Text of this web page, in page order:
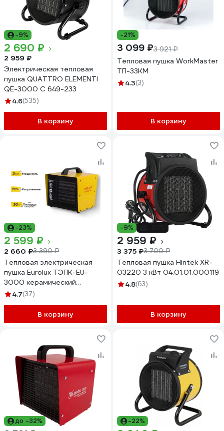
-9%
2 690 ₽
2 959 ₽
Электрическая тепловая
пушка QUATTRO ELEMENTI
QE-3000 C 649-233
4.6(535)
В корзину
-21%
3 099 ₽3 921 ₽
Тепловая пушка WorkMaster
ТП-33КМ
4.3(3)
В корзину
-23%
2 599 ₽
2 660 ₽3 390 ₽
Тепловая электрическая
пушка Eurolux ТЭПК-EU-
3000 керамический
нагревательный элемент,
4.7(37)
В корзину
-9%
2 959 ₽
3 375 ₽3 700 ₽
Тепловая пушка Hintek XR-
03220 3 кВт 04.01.01.000119
4.8(63)
В корзину
до -32% -22%